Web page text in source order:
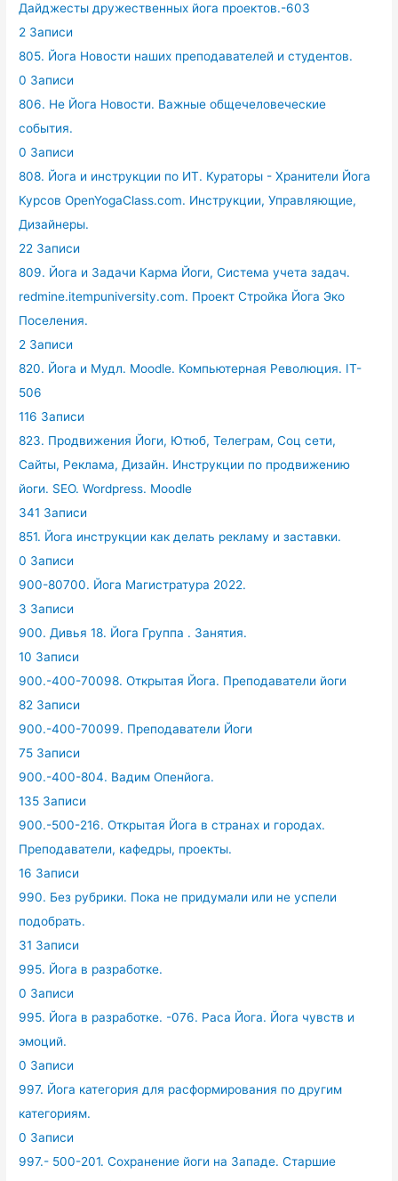
Дайджесты дружественных йога проектов.-603
2 Записи
805. Йога Новости наших преподавателей и студентов.
0 Записи
806. Не Йога Новости. Важные общечеловеческие
события.
0 Записи
808. Йога и инструкции по ИТ. Кураторы - Хранители Йога
Курсов OpenYogaClass.com. Инструкции, Управляющие,
Дизайнеры.
22 Записи
809. Йога и Задачи Карма Йоги, Система учета задач.
redmine.itempuniversity.com. Проект Стройка Йога Эко
Поселения.
2 Записи
820. Йога и Мудл. Moodle. Компьютерная Революция. IT-
506
116 Записи
823. Продвижения Йоги, Ютюб, Телеграм, Соц сети,
Сайты, Реклама, Дизайн. Инструкции по продвижению
йоги. SEO. Wordpress. Moodle
341 Записи
851. Йога инструкции как делать рекламу и заставки.
0 Записи
900-80700. Йога Магистратура 2022.
3 Записи
900. Дивья 18. Йога Группа . Занятия.
10 Записи
900.-400-70098. Открытая Йога. Преподаватели йоги
82 Записи
900.-400-70099. Преподаватели Йоги
75 Записи
900.-400-804. Вадим Опенйога.
135 Записи
900.-500-216. Открытая Йога в странах и городах.
Преподаватели, кафедры, проекты.
16 Записи
990. Без рубрики. Пока не придумали или не успели
подобрать.
31 Записи
995. Йога в разработке.
0 Записи
995. Йога в разработке. -076. Раса Йога. Йога чувств и
эмоций.
0 Записи
997. Йога категория для расформирования по другим
категориям.
0 Записи
997.- 500-201. Сохранение йоги на Западе. Старшие